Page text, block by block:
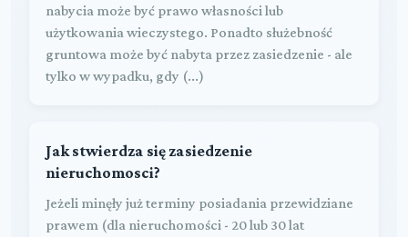
nabycia może być prawo własności lub
użytkowania wieczystego. Ponadto służebność
gruntowa może być nabyta przez zasiedzenie - ale
tylko w wypadku, gdy (...)
Jak stwierdza się zasiedzenie
nieruchomosci?
Jeżeli minęły już terminy posiadania przewidziane
prawem (dla nieruchomości - 20 lub 30 lat